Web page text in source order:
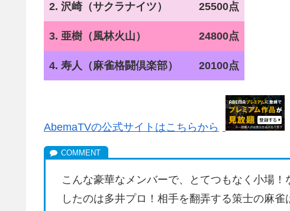
2. 沢崎（サクラナイツ） 25500点
3. 亜樹（風林火山） 24800点
4. 寿人（麻雀格闘倶楽部） 20100点
AbemaTVの公式サイトはこちらから
こんな豪華なメンバーで、とてつもなく小場
したのは多井プロ！相手を翻弄する策士の麻